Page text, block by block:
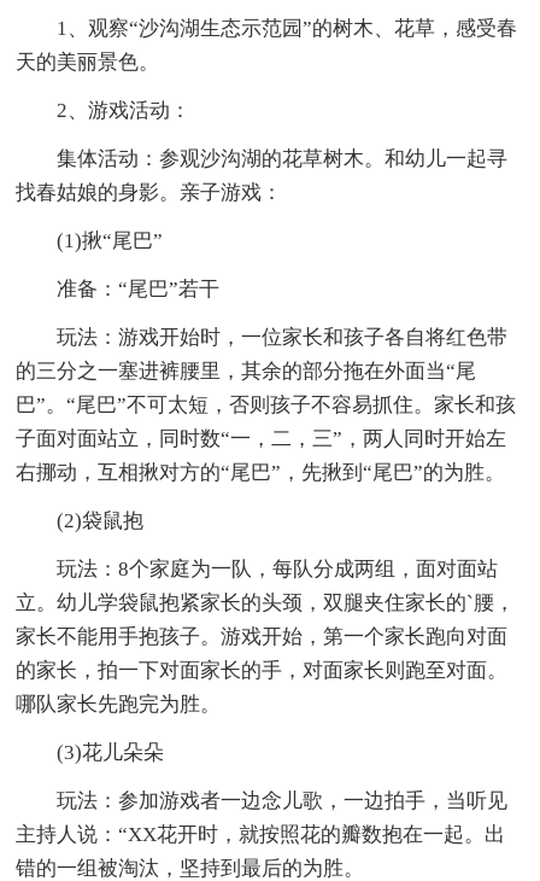
1、观察“沙沟湖生态示范园”的树木、花草，感受春
天的美丽景色。
2、游戏活动：
集体活动：参观沙沟湖的花草树木。和幼儿一起寻
找春姑娘的身影。亲子游戏：
(1)揪“尾巴”
准备：“尾巴”若干
玩法：游戏开始时，一位家长和孩子各自将红色带
的三分之一塞进裤腰里，其余的部分拖在外面当“尾
巴”。“尾巴”不可太短，否则孩子不容易抓住。家长和孩
子面对面站立，同时数“一，二，三”，两人同时开始左
右挪动，互相揪对方的“尾巴”，先揪到“尾巴”的为胜。
(2)袋鼠抱
玩法：8个家庭为一队，每队分成两组，面对面站
立。幼儿学袋鼠抱紧家长的头颈，双腿夹住家长的`腰，
家长不能用手抱孩子。游戏开始，第一个家长跑向对面
的家长，拍一下对面家长的手，对面家长则跑至对面。
哪队家长先跑完为胜。
(3)花儿朵朵
玩法：参加游戏者一边念儿歌，一边拍手，当听见
主持人说：“XX花开时，就按照花的瓣数抱在一起。出
错的一组被淘汰，坚持到最后的为胜。